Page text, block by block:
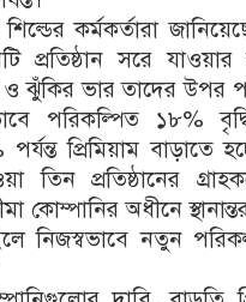
শিল্ডের কর্মকর্তারা
প্রতিষ্ঠান সরে যাওয়ার
ঝুঁকির ভার তাদের উপর
পরিকল্পিত ১৮%
প্রিমিয়াম বাড়াতে
তিন প্রতিষ্ঠানের
কোম্পানির অধীনে
নিজস্বভাবে নতুন